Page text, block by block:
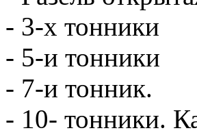
- 3-х тонники
- 5-и тонники
- 7-и тонник.
- 10- тонники.